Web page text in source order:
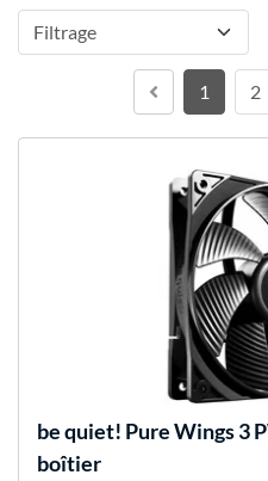
Filtrage
1 2
be quiet! Pure Wings 3
boîtier